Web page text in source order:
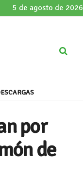
5 de agosto de 2026
por
de